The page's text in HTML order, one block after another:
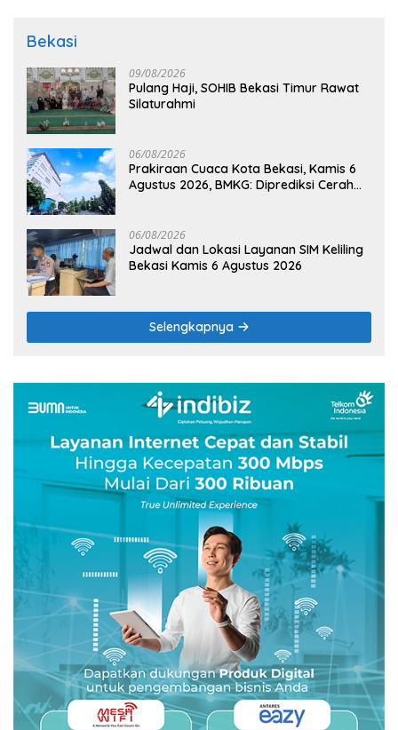
Bekasi
09/08/2026
Pulang Haji, SOHIB Bekasi Timur Rawat
Silaturahmi
06/08/2026
Prakiraan Cuaca Kota Bekasi, Kamis 6
Agustus 2026, BMKG: Diprediksi Cerah
06/08/2026
Jadwal dan Lokasi Layanan SIM Keliling
Bekasi Kamis 6 Agustus 2026
Selengkapnya